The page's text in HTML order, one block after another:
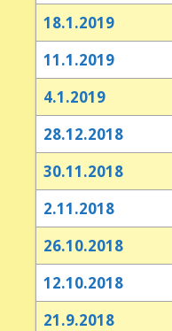
18.1.2019
11.1.2019
4.1.2019
28.12.2018
30.11.2018
2.11.2018
26.10.2018
12.10.2018
21.9.2018